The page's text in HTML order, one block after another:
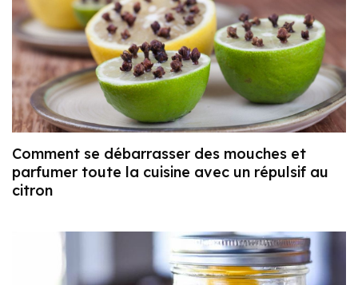
Comment se débarrasser des mouches et
parfumer toute la cuisine avec un répulsif au
citron